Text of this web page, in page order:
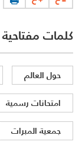
كلمات مفتاحية
حول العالم
امتحانات رسمية
جمعية المبرات